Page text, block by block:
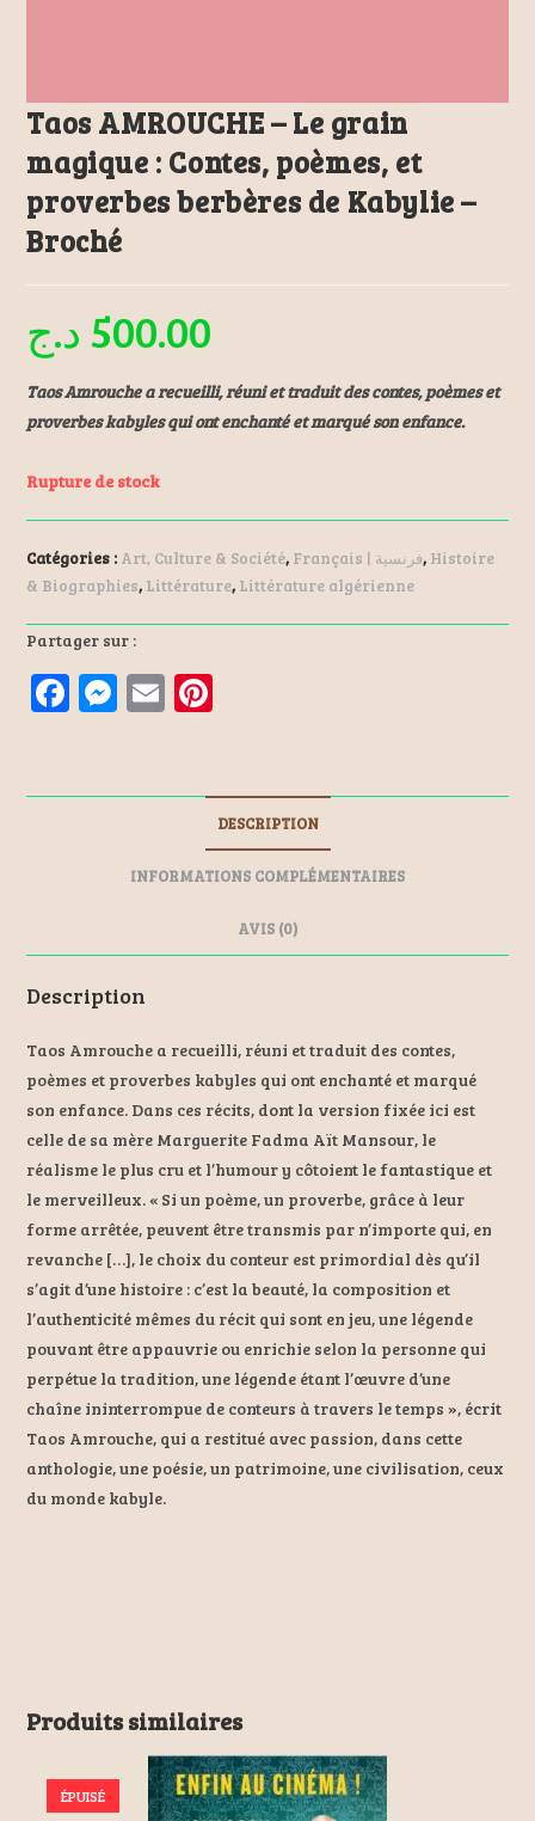
Taos AMROUCHE – Le grain
magique : Contes, poèmes, et
proverbes berbères de Kabylie –
Broché
500.00 د.ج
Taos Amrouche a recueilli, réuni et traduit des contes, poèmes et
proverbes kabyles qui ont enchanté et marqué son enfance.
Rupture de stock
Catégories : Art, Culture & Société, Français | فرنسية, Histoire
& Biographies, Littérature, Littérature algérienne
Partager sur :
F
b
M
n
r
E
l es
tDESCRIPTION
INFORMATIONS COMPLÉMENTAIRES
AVIS (0)
Description
Taos Amrouche a recueilli, réuni et traduit des contes,
poèmes et proverbes kabyles qui ont enchanté et marqué
son enfance. Dans ces récits, dont la version fixée ici est
celle de sa mère Marguerite Fadma Aït Mansour, le
réalisme le plus cru et l’humour y côtoient le fantastique et
le merveilleux. « Si un poème, un proverbe, grâce à leur
forme arrêtée, peuvent être transmis par n’importe qui, en
revanche […], le choix du conteur est primordial dès qu’il
s’agit d’une histoire : c’est la beauté, la composition et
l’authenticité mêmes du récit qui sont en jeu, une légende
pouvant être appauvrie ou enrichie selon la personne qui
perpétue la tradition, une légende étant l’œuvre d’une
chaîne ininterrompue de conteurs à travers le temps », écrit
Taos Amrouche, qui a restitué avec passion, dans cette
anthologie, une poésie, un patrimoine, une civilisation, ceux
du monde kabyle.
Produits similaires
ÉPUISÉ